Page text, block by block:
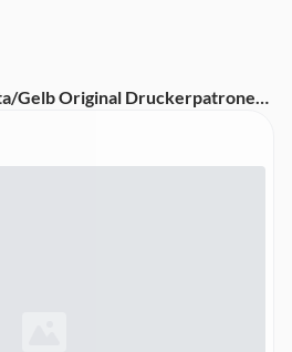
Gelb Original Druckerpatrone